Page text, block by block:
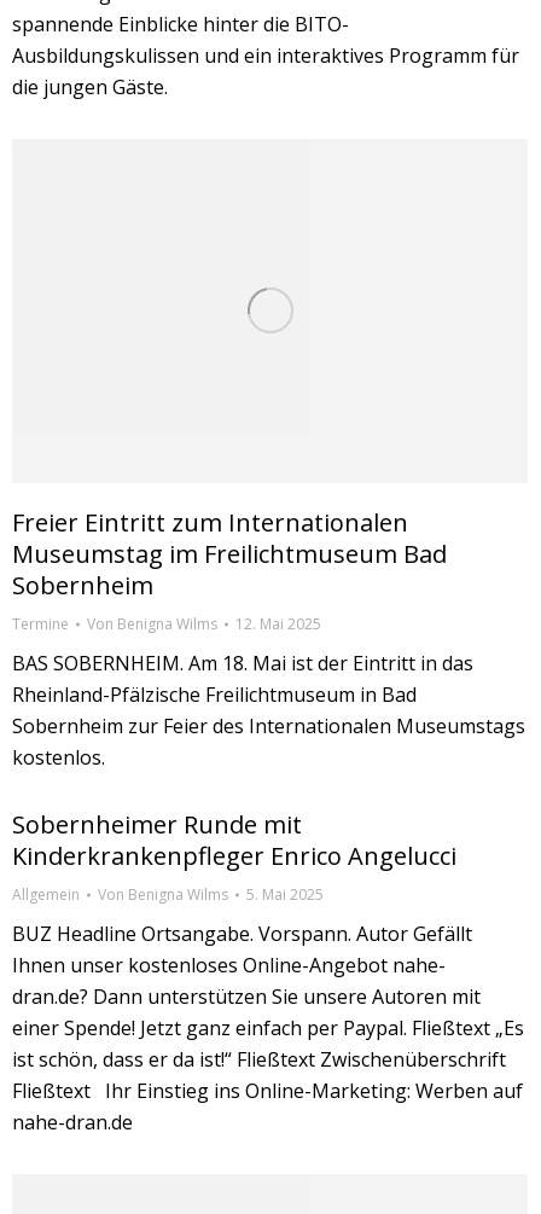
spannende Einblicke hinter die BITO-
Ausbildungskulissen und ein interaktives Programm für
die jungen Gäste.
Freier Eintritt zum Internationalen
Museumstag im Freilichtmuseum Bad
Sobernheim
Termine Von Benigna Wilms 12. Mai 2025
BAS SOBERNHEIM. Am 18. Mai ist der Eintritt in das
Rheinland-Pfälzische Freilichtmuseum in Bad
Sobernheim zur Feier des Internationalen Museumstags
kostenlos.
Sobernheimer Runde mit
Kinderkrankenpfleger Enrico Angelucci
Allgemein Von Benigna Wilms 5. Mai 2025
BUZ Headline Ortsangabe. Vorspann. Autor Gefällt
Ihnen unser kostenloses Online-Angebot nahe-
dran.de? Dann unterstützen Sie unsere Autoren mit
einer Spende! Jetzt ganz einfach per Paypal. Fließtext „Es
ist schön, dass er da ist!“ Fließtext Zwischenüberschrift
Fließtext Ihr Einstieg ins Online-Marketing: Werben auf
nahe-dran.de